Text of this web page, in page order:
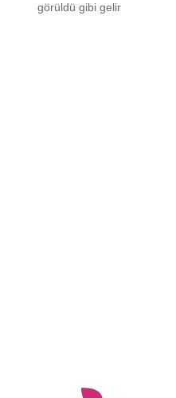
görüldü gibi gelir